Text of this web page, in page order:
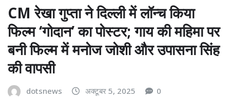
CM रेखा गुप्ता ने दिल्ली में लॉन्च किया
फिल्म ‘गोदान’ का पोस्टर; गाय की महिमा पर
बनी फिल्म में मनोज जोशी और उपासना सिंह
की वापसी
dotsnews अक्टूबर 5, 2025 0